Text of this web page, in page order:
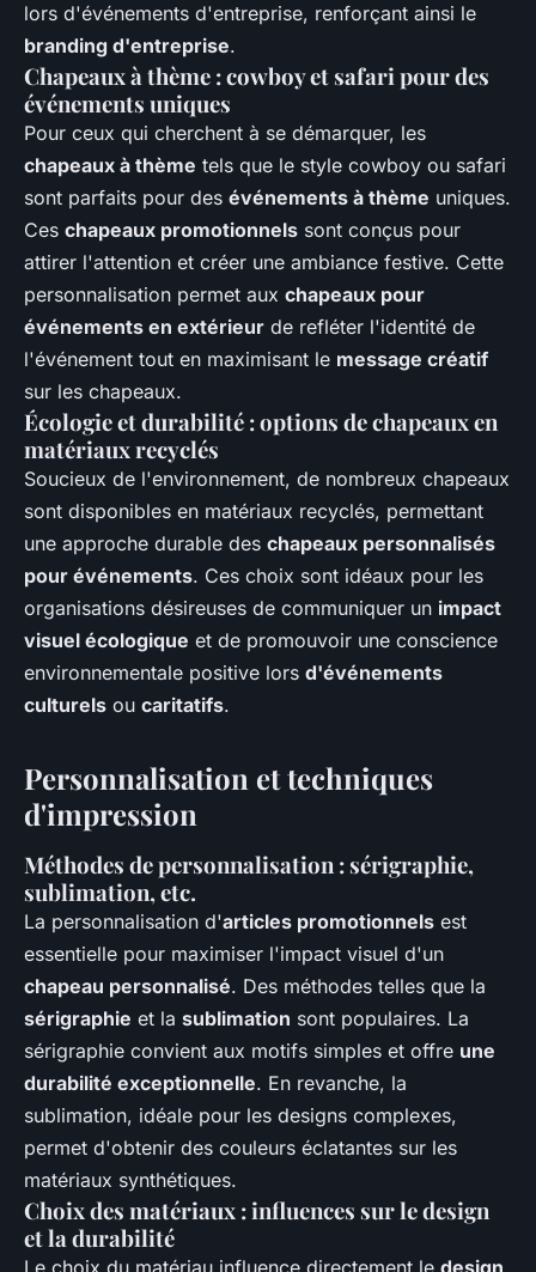
lors d'événements d'entreprise, renforçant ainsi le
branding d'entreprise.
Chapeaux à thème : cowboy et safari pour des
événements uniques
Pour ceux qui cherchent à se démarquer, les
chapeaux à thème tels que le style cowboy ou safari
sont parfaits pour des événements à thème uniques.
Ces chapeaux promotionnels sont conçus pour
attirer l'attention et créer une ambiance festive. Cette
personnalisation permet aux chapeaux pour
événements en extérieur de refléter l'identité de
l'événement tout en maximisant le message créatif
sur les chapeaux.
Écologie et durabilité : options de chapeaux en
matériaux recyclés
Soucieux de l'environnement, de nombreux chapeaux
sont disponibles en matériaux recyclés, permettant
une approche durable des chapeaux personnalisés
pour événements. Ces choix sont idéaux pour les
organisations désireuses de communiquer un impact
visuel écologique et de promouvoir une conscience
environnementale positive lors d'événements
culturels ou caritatifs.
Personnalisation et techniques
d'impression
Méthodes de personnalisation : sérigraphie,
sublimation, etc.
La personnalisation d'articles promotionnels est
essentielle pour maximiser l'impact visuel d'un
chapeau personnalisé. Des méthodes telles que la
sérigraphie et la sublimation sont populaires. La
sérigraphie convient aux motifs simples et offre une
durabilité exceptionnelle. En revanche, la
sublimation, idéale pour les designs complexes,
permet d'obtenir des couleurs éclatantes sur les
matériaux synthétiques.
Choix des matériaux : influences sur le design
et la durabilité